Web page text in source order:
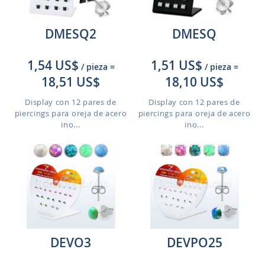
DMESQ2
1,54 US$ / pieza =
18,51 US$
Display con 12 pares de
piercings para oreja de acero
ino...
DMESQ
1,51 US$ / pieza =
18,10 US$
Display con 12 pares de
piercings para oreja de acero
ino...
DEVO3
DEVPO25